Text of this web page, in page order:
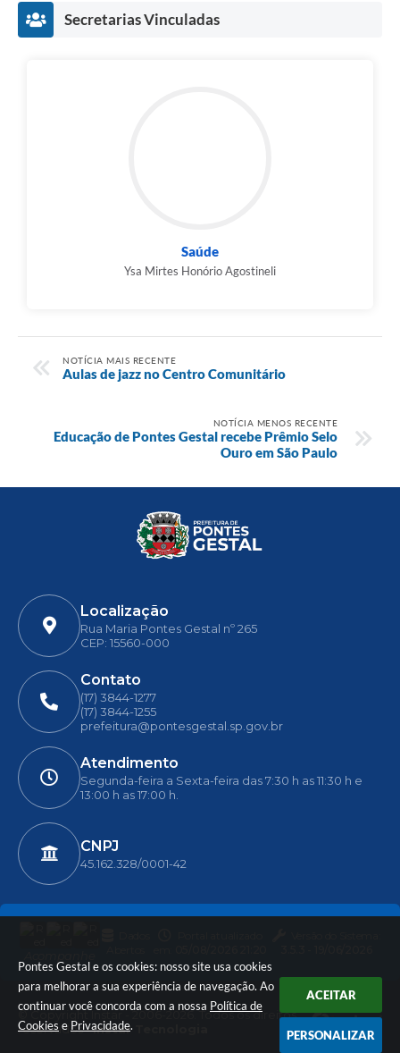
Pontes Gestal e os cookies: nosso site usa cookies
para melhorar a sua experiência de navegação. Ao
continuar você concorda com a nossa Política de
Cookies e Privacidade.
ACEITAR
PERSONALIZAR
Secretarias Vinculadas
Saúde
Ysa Mirtes Honório Agostineli
NOTÍCIA MAIS RECENTE
Aulas de jazz no Centro Comunitário
NOTÍCIA MENOS RECENTE
Educação de Pontes Gestal recebe Prêmio Selo
Ouro em São Paulo
Localização
Rua Maria Pontes Gestal nº 265
CEP: 15560-000
Contato
(17) 3844-1277
(17) 3844-1255
prefeitura@pontesgestal.sp.gov.br
Atendimento
Segunda-feira a Sexta-feira das 7:30 h as 11:30 h e
13:00 h as 17:00 h.
CNPJ
45.162.328/0001-42
© Copyright Instar - 2006-2026. Todos os direitos
reservados -Instar Tecnologia